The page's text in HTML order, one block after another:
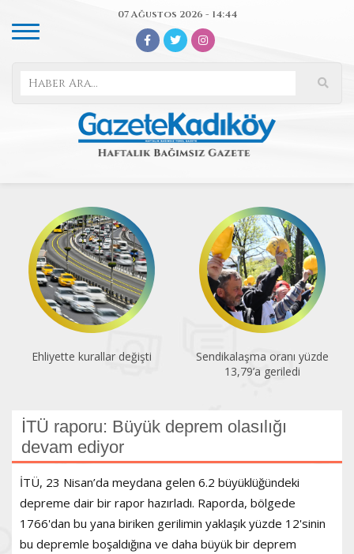
07 Ağustos 2026 - 14:44
Sendikalaşma oranı yüzde
İlk altı ayda 150 kadın
öldürüldü
İTÜ raporu: Büyük deprem olasılığı
devam ediyor
İTÜ, 23 Nisan’da meydana gelen 6.2 büyüklüğündeki
depreme dair bir rapor hazırladı. Raporda, bölgede
1766'dan bu yana biriken gerilimin yaklaşık yüzde 12'sinin
bu depremle boşaldığına ve daha büyük bir deprem